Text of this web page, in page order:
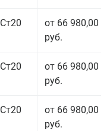
Ст20
от 66 980,00
руб.
Ст20
от 66 980,00
руб.
Ст20
от 66 980,00
руб.